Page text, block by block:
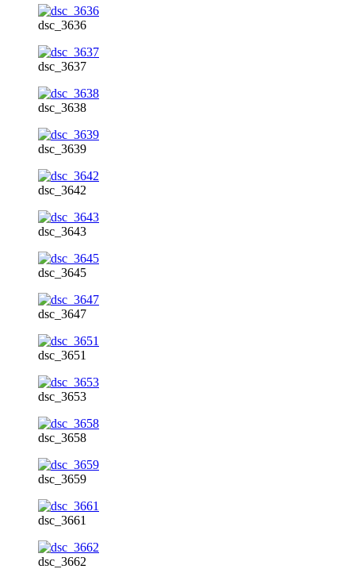
dsc_3636
dsc_3637
dsc_3638
dsc_3639
dsc_3642
dsc_3643
dsc_3645
dsc_3647
dsc_3651
dsc_3653
dsc_3658
dsc_3659
dsc_3661
dsc_3662